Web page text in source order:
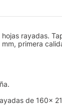
rayadas.
primera
de 160x